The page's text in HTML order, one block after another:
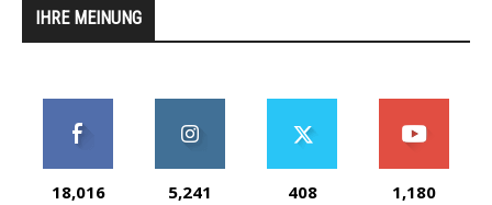
IHRE MEINUNG
18,016 5,241 408 1,180